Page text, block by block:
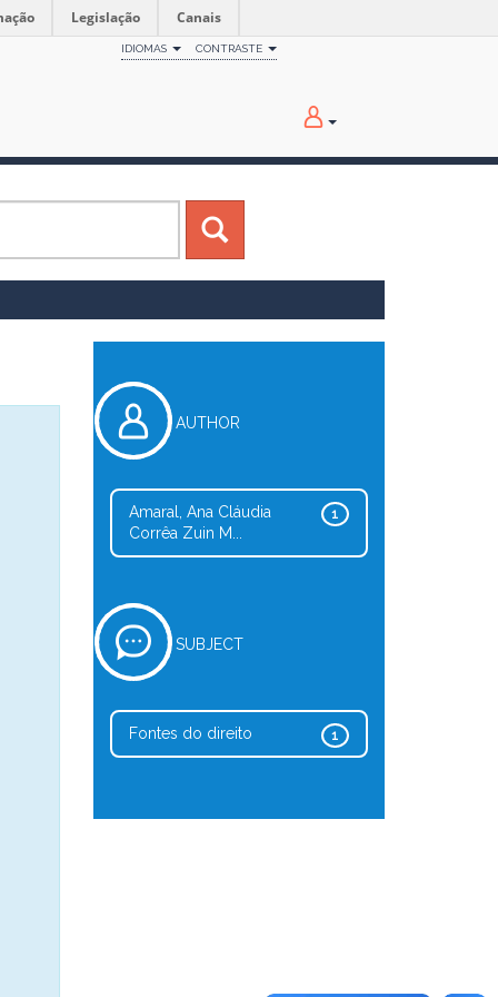
Legislação Canais
IDIOMAS CONTRASTE
AUTHOR
1
Amaral, Ana Cláudia
Corrêa Zuin M...
SUBJECT
1
Fontes do direito